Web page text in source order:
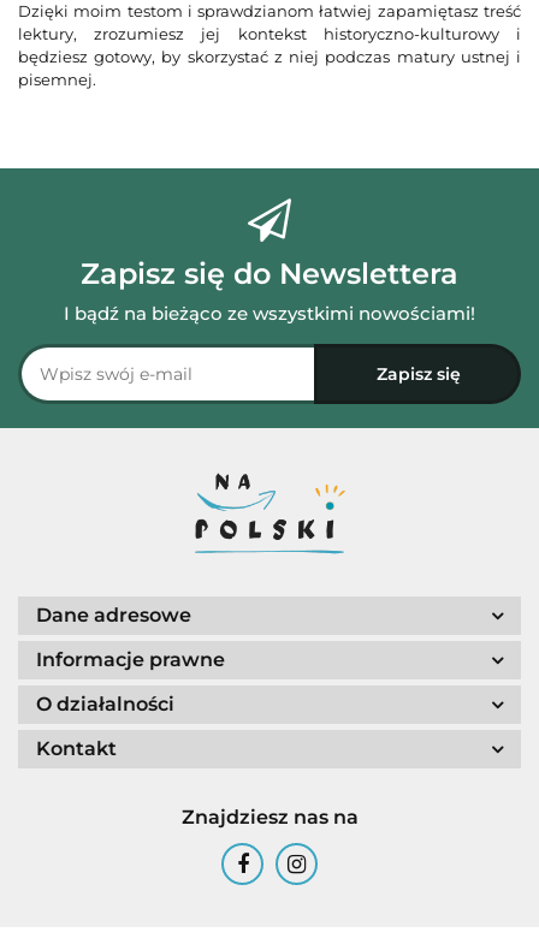
Dzięki moim testom i sprawdzianom łatwiej zapamiętasz treść
lektury, zrozumiesz jej kontekst historyczno-kulturowy i
będziesz gotowy, by skorzystać z niej podczas matury ustnej i
pisemnej.
Zapisz się do Newslettera
I bądź na bieżąco ze wszystkimi nowościami!
Dane adresowe
Informacje prawne
O działalności
Kontakt
Znajdziesz nas na